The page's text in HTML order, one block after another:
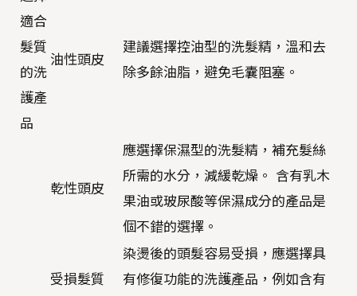
適合
髮質
的洗
護產
品
油性頭皮
建議選擇控油型的洗髮精，溫和去
除多餘油脂，避免毛囊阻塞。
乾性頭皮
應選擇保濕型的洗髮精，補充髮絲
所需的水分，減緩乾燥。 含有乳木
果油或玻尿酸等保濕成分的產品是
個不錯的選擇。
受損髮質
染燙後的頭髮容易受損，應選擇具
有修復功能的洗護產品，例如含有